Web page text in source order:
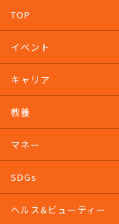
TOP
イベント
キャリア
教養
マネー
SDGs
ヘルス&ビューティー